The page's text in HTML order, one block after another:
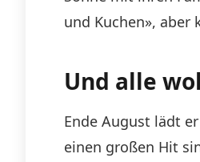
und Kuchen», aber
Und alle
Ende August lädt
einen großen Hit